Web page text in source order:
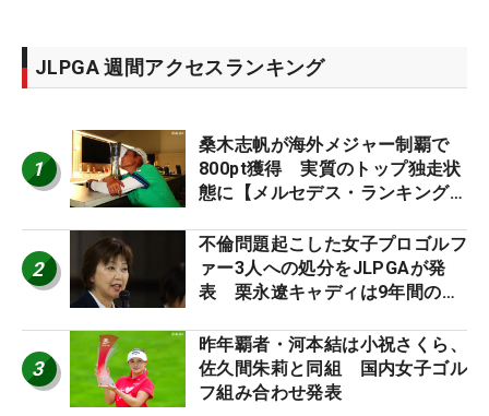
JLPGA 週間アクセスランキング
1
桑木志帆が海外メジャー制覇で
800pt獲得 実質のトップ独走状
態に【メルセデス・ランキング番
2
不倫問題起こした女子プロゴルフ
ァー3人への処分をJLPGAが発
表 栗永遼キャディは9年間の立
3
昨年覇者・河本結は小祝さくら、
佐久間朱莉と同組 国内女子ゴル
フ組み合わせ発表